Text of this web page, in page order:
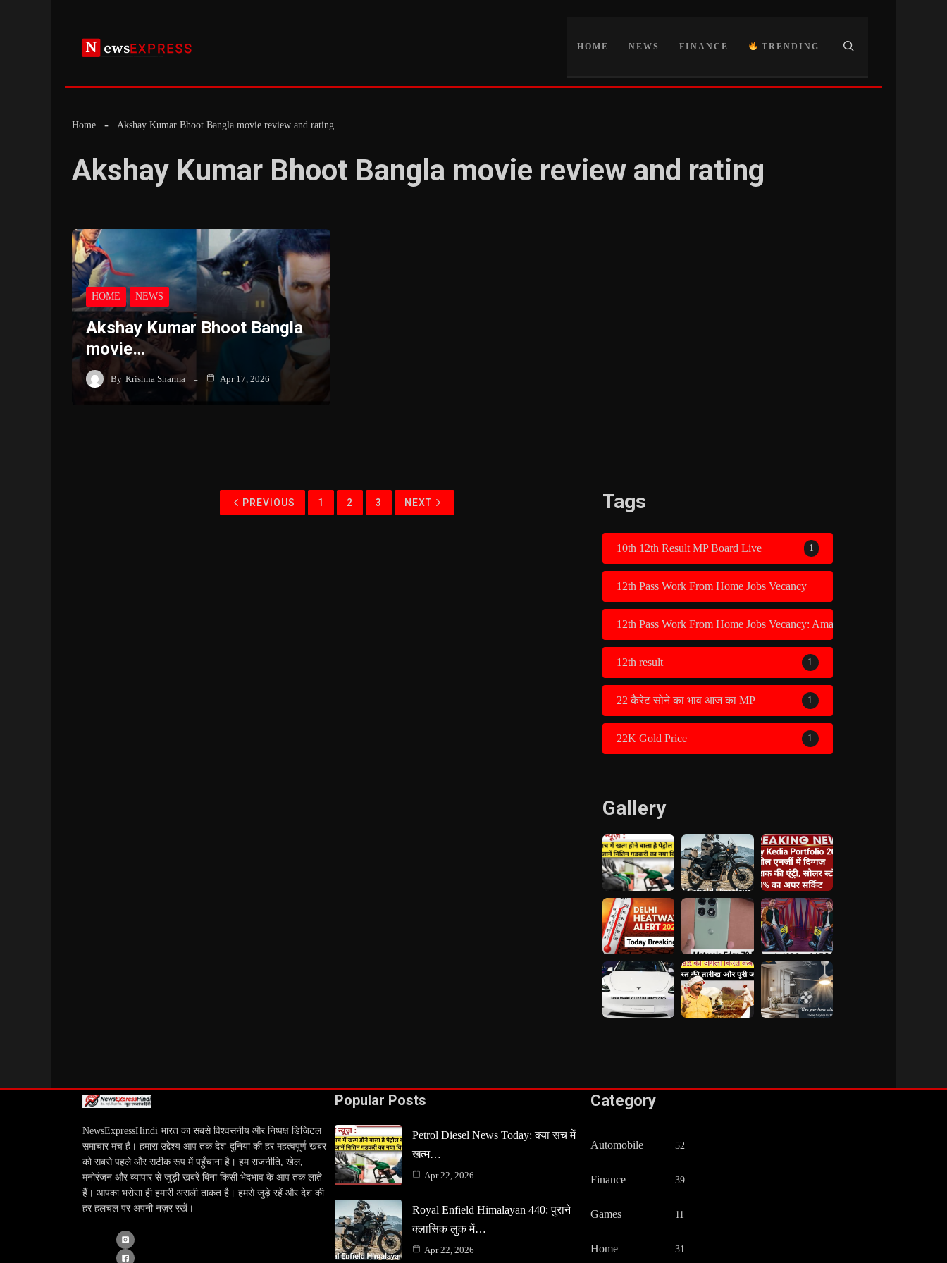
HOME NEWS FINANCE TRENDING
Home Akshay Kumar Bhoot Bangla movie review and rating
Akshay Kumar Bhoot Bangla movie review and rating
HOME NEWS
Akshay Kumar Bhoot Bangla
movie…
By Krishna Sharma Apr 17, 2026
PREVIOUS 1 2 3 NEXT Tags
10th 12th Result MP Board Live 1
12th Pass Work From Home Jobs Vecancy
12th Pass Work From Home Jobs Vecancy: Amazon Recruitment 2026
12th result 1
22 कैरेट सोने का भाव आज का MP 1
22K Gold Price 1
Gallery
NewsExpressHindi भारत का सबसे विश्वसनीय और निष्पक्ष डिजिटल
समाचार मंच है। हमारा उद्देश्य आप तक देश-दुनिया की हर महत्वपूर्ण खबर
को सबसे पहले और सटीक रूप में पहुँचाना है। हम राजनीति, खेल,
मनोरंजन और व्यापार से जुड़ी खबरें बिना किसी भेदभाव के आप तक लाते
हैं। आपका भरोसा ही हमारी असली ताकत है। हमसे जुड़े रहें और देश की
हर हलचल पर अपनी नज़र रखें।
Popular Posts
Petrol Diesel News Today: क्या सच में
खत्म…
Apr 22, 2026
Royal Enfield Himalayan 440: पुराने
क्लासिक लुक में…
Apr 22, 2026
Category
Automobile 52
Finance 39
Games 11
Home 31